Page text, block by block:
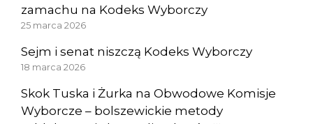
zamachu na Kodeks Wyborczy
25 marca 2026
Sejm i senat niszczą Kodeks Wyborczy
18 marca 2026
Skok Tuska i Żurka na Obwodowe Komisje
Wyborcze – bolszewickie metody